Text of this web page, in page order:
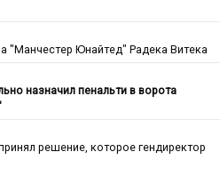
"Манчестер Юнайтед" Радека Витека
назначил пенальти в ворота
решение, которое гендиректор